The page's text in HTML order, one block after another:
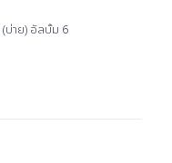
บ่าย) อัลบั้ม 6